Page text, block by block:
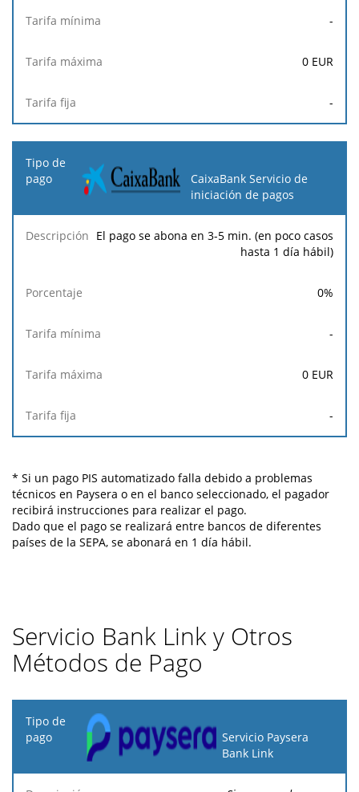
-
0 EUR
-
CaixaBank Servicio de
iniciación de pagos
El pago se abona en 3-5 min. (en poco casos
hasta 1 día hábil)
0%
-
0 EUR
-
* Si un pago PIS automatizado falla debido a problemas
técnicos en Paysera o en el banco seleccionado, el pagador
recibirá instrucciones para realizar el pago.
Dado que el pago se realizará entre bancos de diferentes
países de la SEPA, se abonará en 1 día hábil.
Servicio Bank Link y Otros
Métodos de Pago
Tipo
de
Servicio Paysera
Bank Link